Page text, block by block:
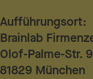
Aufführungsort:
Brainlab
Olof-Palme-Str. 9
81829 München